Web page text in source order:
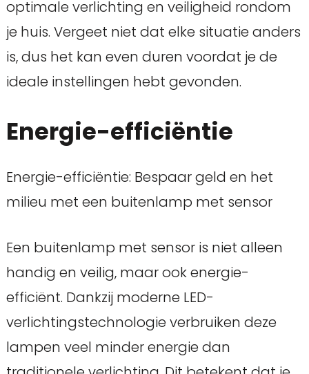
optimale verlichting en veiligheid rondom
je huis. Vergeet niet dat elke situatie anders
is, dus het kan even duren voordat je de
ideale instellingen hebt gevonden.
Energie-efficiëntie
Energie-efficiëntie: Bespaar geld en het
milieu met een buitenlamp met sensor
Een buitenlamp met sensor is niet alleen
handig en veilig, maar ook energie-
efficiënt. Dankzij moderne LED-
verlichtingstechnologie verbruiken deze
lampen veel minder energie dan